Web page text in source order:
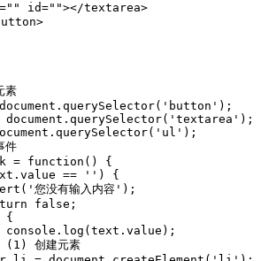
id=""></textarea>
素
document.querySelector('textarea');
件
= function() {
== '') {
您没有输入内容');
false;
{
创建元素